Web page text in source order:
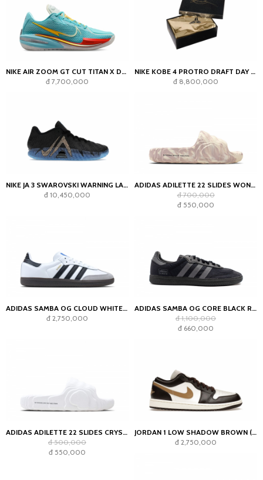
NIKE AIR ZOOM GT CUT TITAN X DYLAN HARPER BLEACHED AQUA
đ 7,700,000
NIKE KOBE 4 PROTRO DRAFT DAY PACK MYSTERY COLOR SEALED BOX
đ 8,800,000
NIKE JA 3 SWAROVSKI WARNING LABEL
đ 10,450,000
ADIDAS ADILETTE 22 SLIDES WONDER TAUPE
đ 700,000
đ 550,000
ADIDAS SAMBA OG CLOUD WHITE CORE BLACK
đ 2,750,000
ADIDAS SAMBA OG CORE BLACK REFLECTIVE
đ 1,100,000
đ 660,000
ADIDAS ADILETTE 22 SLIDES CRYSTAL WHITE
đ 500,000
đ 550,000
JORDAN 1 LOW SHADOW BROWN (WOMEN'S)
đ 2,750,000